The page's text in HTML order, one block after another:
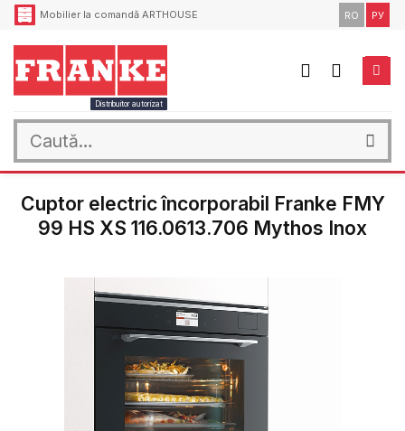
Skip
Mobilier la comandă ARTHOUSE RO РУ
Distribuitor autorizat
după:
Cuptor electric încorporabil Franke FMY
99 HS XS 116.0613.706 Mythos Inox